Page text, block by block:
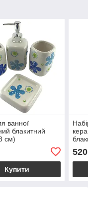
ванної
блакитний
см)
Купити
520